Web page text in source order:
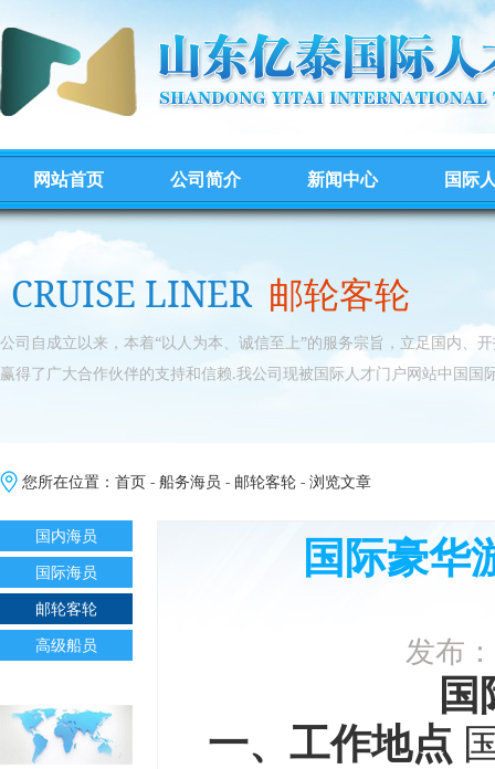
网站首页 公司简介 新闻中心 国际
CRUISE LINER 邮轮客轮
公司自成立以来，本着“以人为本、诚信至上”的服务宗旨，立足国内、
赢得了广大合作伙伴的支持和信赖.我公司现被国际人才门户网站中国国
您所在位置： 首页 - 船务海员 - 邮轮客轮 - 浏览文章
国内海员
国际海员
邮轮客轮
高级船员
国际豪华
发布
一、工作地点